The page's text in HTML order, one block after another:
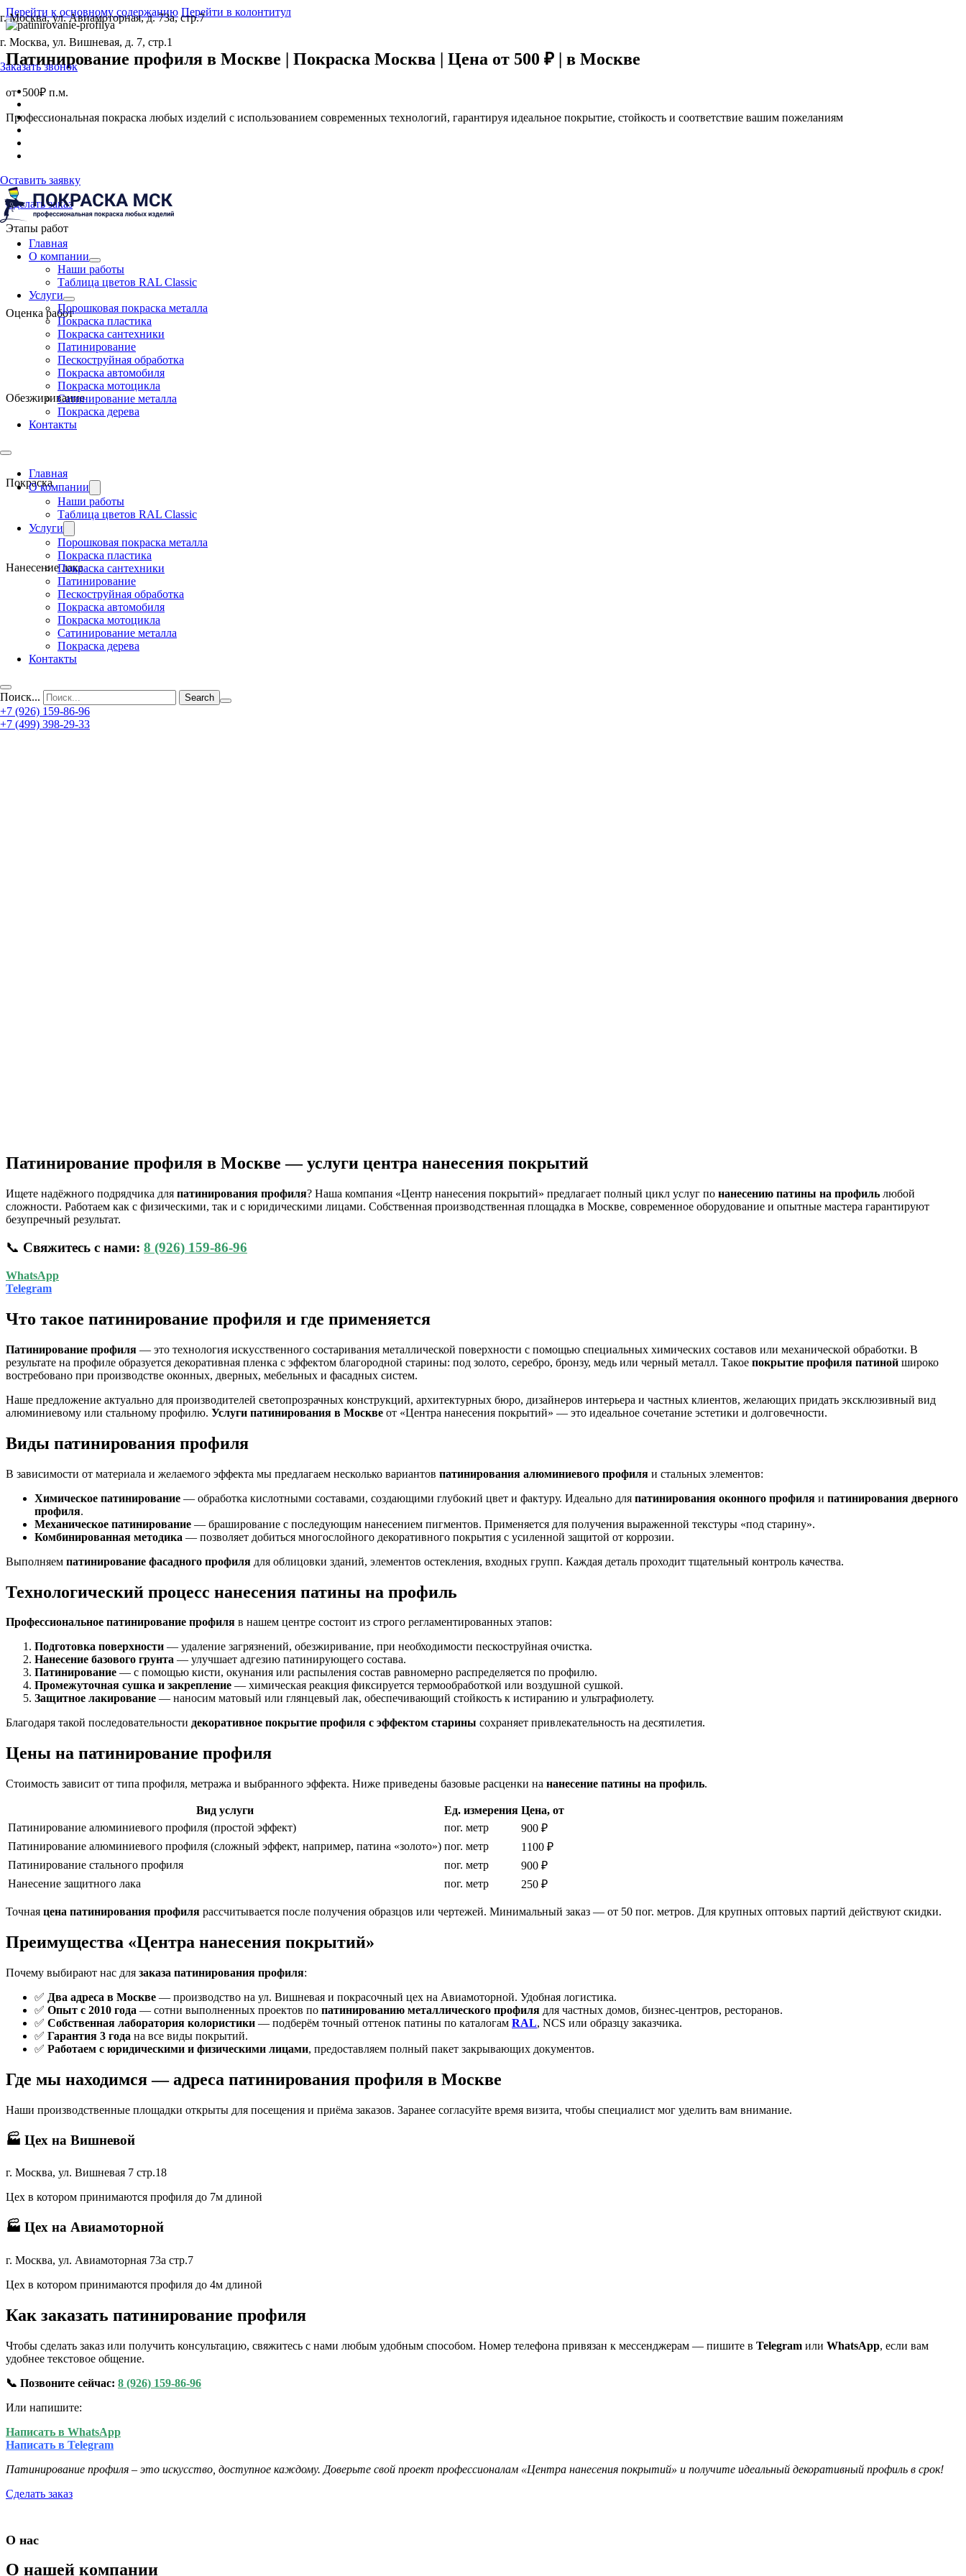
Перейти к основному содержанию Перейти в колонтитул
г. Москва, ул. Авиамоторная, д. 73а, стр.7
г. Москва, ул. Вишневая, д. 7, стр.1
Заказать звонок
Оставить заявку
Главная
О компании
Наши работы
Таблица цветов RAL Classic
Услуги
Порошковая покраска металла
Покраска пластика
Покраска сантехники
Патинирование
Пескоструйная обработка
Покраска автомобиля
Покраска мотоцикла
Сатинирование металла
Покраска дерева
Контакты
Главная
О компании
Наши работы
Таблица цветов RAL Classic
Услуги
Порошковая покраска металла
Покраска пластика
Покраска сантехники
Патинирование
Пескоструйная обработка
Покраска автомобиля
Покраска мотоцикла
Сатинирование металла
Покраска дерева
Контакты
Поиск...
+7 (926) 159-86-96
+7 (499) 398-29-33
Патинирование профиля в Москве | Покраска Москва | Цена от 500 ₽ | в Москве
от 500₽ п.м.
Профессиональная покраска любых изделий с использованием современных технологий, гарантируя идеальное покрытие, стойкость и соответствие вашим пожеланиям
Сделать заказ
Этапы работ
Оценка работ
Обезжиривание
Покраска
Нанесение лака
Патинирование профиля в Москве — услуги центра нанесения покрытий
Ищете надёжного подрядчика для патинирования профиля? Наша компания «Центр нанесения покрытий» предлагает полный цикл услуг по нанесению патины на профиль любой
сложности. Работаем как с физическими, так и с юридическими лицами. Собственная производственная площадка в Москве, современное оборудование и опытные мастера гарантируют
безупречный результат.
📞 Свяжитесь с нами: 8 (926) 159-86-96
WhatsApp
Telegram
Что такое патинирование профиля и где применяется
Патинирование профиля — это технология искусственного состаривания металлической поверхности с помощью специальных химических составов или механической обработки. В
результате на профиле образуется декоративная пленка с эффектом благородной старины: под золото, серебро, бронзу, медь или черный металл. Такое покрытие профиля патиной широко
востребовано при производстве оконных, дверных, мебельных и фасадных систем.
Наше предложение актуально для производителей светопрозрачных конструкций, архитектурных бюро, дизайнеров интерьера и частных клиентов, желающих придать эксклюзивный вид
алюминиевому или стальному профилю. Услуги патинирования в Москве от «Центра нанесения покрытий» — это идеальное сочетание эстетики и долговечности.
Виды патинирования профиля
В зависимости от материала и желаемого эффекта мы предлагаем несколько вариантов патинирования алюминиевого профиля и стальных элементов:
Химическое патинирование — обработка кислотными составами, создающими глубокий цвет и фактуру. Идеально для патинирования оконного профиля и патинирования дверного
профиля.
Механическое патинирование — браширование с последующим нанесением пигментов. Применяется для получения выраженной текстуры «под старину».
Комбинированная методика — позволяет добиться многослойного декоративного покрытия с усиленной защитой от коррозии.
Выполняем патинирование фасадного профиля для облицовки зданий, элементов остекления, входных групп. Каждая деталь проходит тщательный контроль качества.
Технологический процесс нанесения патины на профиль
Профессиональное патинирование профиля в нашем центре состоит из строго регламентированных этапов:
Подготовка поверхности — удаление загрязнений, обезжиривание, при необходимости пескоструйная очистка.
Нанесение базового грунта — улучшает адгезию патинирующего состава.
Патинирование — с помощью кисти, окунания или распыления состав равномерно распределяется по профилю.
Промежуточная сушка и закрепление — химическая реакция фиксируется термообработкой или воздушной сушкой.
Защитное лакирование — наносим матовый или глянцевый лак, обеспечивающий стойкость к истиранию и ультрафиолету.
Благодаря такой последовательности декоративное покрытие профиля с эффектом старины сохраняет привлекательность на десятилетия.
Цены на патинирование профиля
Стоимость зависит от типа профиля, метража и выбранного эффекта. Ниже приведены базовые расценки на нанесение патины на профиль.
Вид услуги Ед. измерения Цена, от
Патинирование алюминиевого профиля (простой эффект)
пог. метр
900 ₽
Патинирование алюминиевого профиля (сложный эффект, например, патина «золото») пог. метр
1100 ₽
Патинирование стального профиля
пог. метр
900 ₽
Нанесение защитного лака
пог. метр 250 ₽
Точная цена патинирования профиля рассчитывается после получения образцов или чертежей. Минимальный заказ — от 50 пог. метров. Для крупных оптовых партий действуют скидки.
Преимущества «Центра нанесения покрытий»
Почему выбирают нас для заказа патинирования профиля:
✅ Два адреса в Москве — производство на ул. Вишневая и покрасочный цех на Авиамоторной. Удобная логистика.
✅ Опыт с 2010 года — сотни выполненных проектов по патинированию металлического профиля для частных домов, бизнес-центров, ресторанов.
✅ Собственная лаборатория колористики — подберём точный оттенок патины по каталогам RAL, NCS или образцу заказчика.
✅ Гарантия 3 года на все виды покрытий.
✅ Работаем с юридическими и физическими лицами, предоставляем полный пакет закрывающих документов.
Где мы находимся — адреса патинирования профиля в Москве
Наши производственные площадки открыты для посещения и приёма заказов. Заранее согласуйте время визита, чтобы специалист мог уделить вам внимание.
🏭 Цех на Вишневой
г. Москва, ул. Вишневая 7 стр.18
Цех в котором принимаются профиля до 7м длиной
🏭 Цех на Авиамоторной
г. Москва, ул. Авиамоторная 73а стр.7
Цех в котором принимаются профиля до 4м длиной
Как заказать патинирование профиля
Чтобы сделать заказ или получить консультацию, свяжитесь с нами любым удобным способом. Номер телефона привязан к мессенджерам — пишите в Telegram или WhatsApp, если вам
удобнее текстовое общение.
📞 Позвоните сейчас: 8 (926) 159-86-96
Или напишите:
Написать в WhatsApp
Написать в Telegram
Патинирование профиля – это искусство, доступное каждому. Доверьте свой проект профессионалам «Центра нанесения покрытий» и получите идеальный декоративный профиль в срок!
Сделать заказ
О нас
О нашей компании